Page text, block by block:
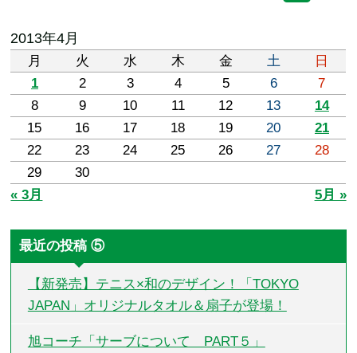
2013年4月
月 火 水 木 金 土
日
1
2 3 4 5 6
7
8
9 10 11 12 13
14
15
16 17 18 19 20
21
22
23 24 25 26 27
28
29
30
« 3月
5月 »
最近の投稿 ⑤
【新発売】テニス×和のデザイン！「TOKYO
JAPAN」オリジナルタオル＆扇子が登場！
旭コーチ「サーブについて PART５」